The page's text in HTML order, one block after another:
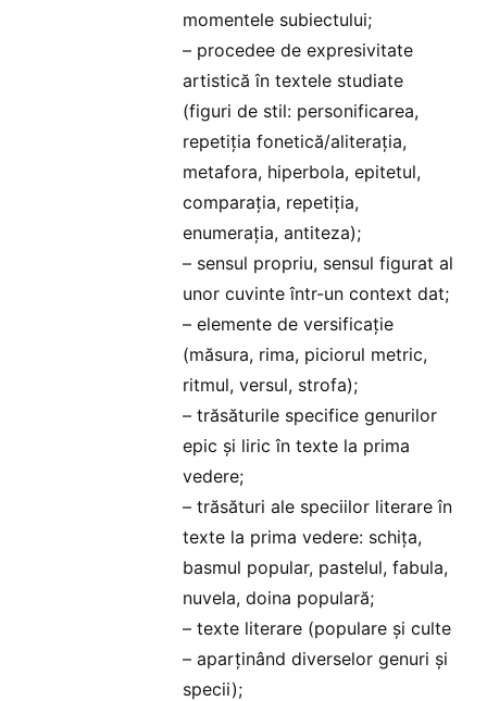
momentele subiectului;
– procedee de expresivitate
artistică în textele studiate
(figuri de stil: personificarea,
repetiția fonetică/aliterația,
metafora, hiperbola, epitetul,
comparația, repetiția,
enumerația, antiteza);
– sensul propriu, sensul figurat al
unor cuvinte într-un context dat;
– elemente de versificație
(măsura, rima, piciorul metric,
ritmul, versul, strofa);
– trăsăturile specifice genurilor
epic și liric în texte la prima
vedere;
– trăsături ale speciilor literare în
texte la prima vedere: schița,
basmul popular, pastelul, fabula,
nuvela, doina populară;
– texte literare (populare și culte
– aparținând diverselor genuri și
specii);